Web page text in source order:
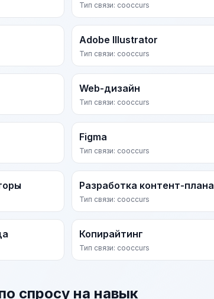
Тип связи: cooccurs
Adobe Illustrator
Тип связи: cooccurs
Web-дизайн
Тип связи: cooccurs
Figma
Тип связи: cooccurs
Разработка контент-плана
Тип связи: cooccurs
Копирайтинг
Тип связи: cooccurs
спросу на навык